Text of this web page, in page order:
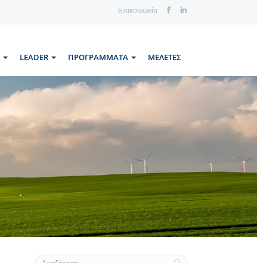
Επικοινωνία
LEADER ΠΡΟΓΡΑΜΜΑΤΑ ΜΕΛΕΤΕΣ